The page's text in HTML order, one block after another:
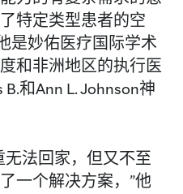
特定类型患者的空
是妙佑医疗国际学术
和非洲地区的执行医
和Ann L. Johnson神
无法回家，但又不至
一个解决方案，”他